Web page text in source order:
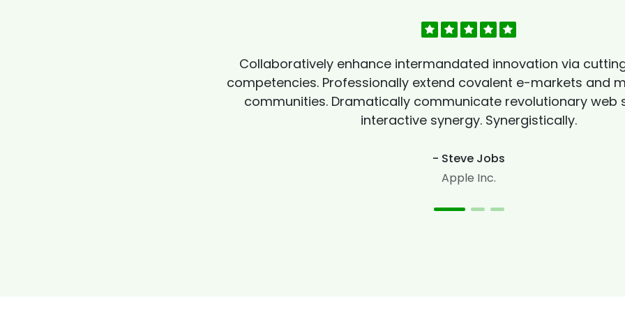
Collaboratively enhance intermandated innovation via
competencies. Professionally extend covalent e-markets and
communities. Dramatically communicate revolutionary web
interactive synergy. Synergistically.
- Steve Jobs
Apple Inc.